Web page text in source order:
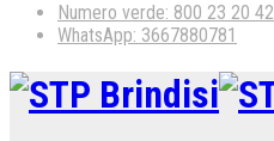
Numero verde: 800 23 20 42
WhatsApp: 3667880781